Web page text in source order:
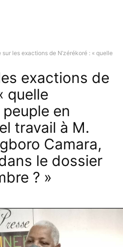
sur les exactions de N’zérékoré : « quelle
exactions de
quelle
en
travail à M.
Camara,
le dossier
? »